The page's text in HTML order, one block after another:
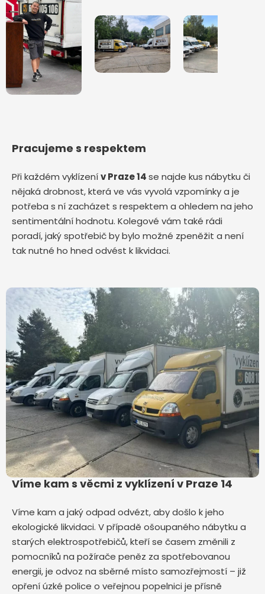
Pracujeme s respektem
Při každém vyklízenív Praze 14se najde kus nábytku či
nějaká drobnost, která ve vás vyvolá vzpomínky a je
potřeba s ní zacházet s respektem a ohledem na jeho
sentimentální hodnotu. Kolegové vám také rádi
poradí, jaký spotřebič by bylo možné zpeněžit a není
tak nutné ho hned odvést k likvidaci.
Víme kam s věcmi z vyklízení v Praze 14
Víme kam a jaký odpad odvézt, aby došlo k jeho
ekologické likvidaci. V případě ošoupaného nábytku a
starých elektrospotřebičů, kteří se časem změnili z
pomocníků na požírače peněz za spotřebovanou
energii, je odvoz na sběrné místo samozřejmostí – již
opření úzké police o veřejnou popelnici je přísně